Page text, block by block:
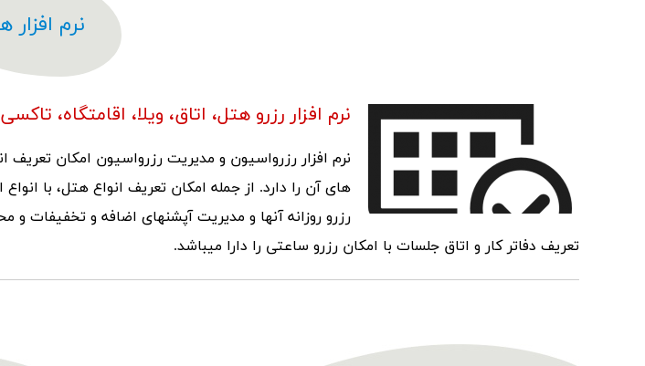
نرم افزار
نرم افزار رزرو هتل، اتاق، ویلا، اقامتگاه،
نرم افزار رزرواسیون و مدیریت رزرواسیون امکان
های آن را دارد. از جمله امکان تعریف انواع هتل، با
رزرو روزانه آنها و مدیریت آپشنهای اضافه و تخفیفات
تعریف دفاتر کار و اتاق جلسات با امکان رزرو ساعتی را دارا میباشد.